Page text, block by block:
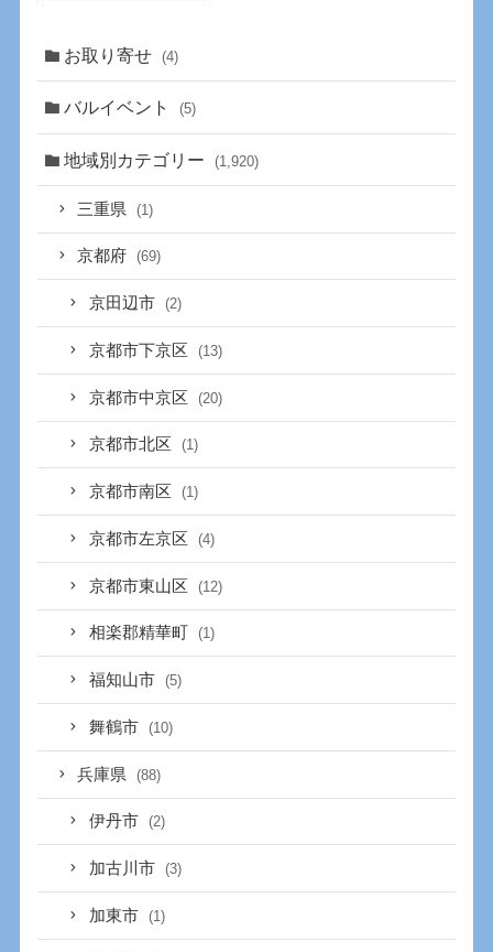
お取り寄せ (4)
バルイベント (5)
地域別カテゴリー (1,920)
三重県 (1)
京都府 (69)
京田辺市 (2)
京都市下京区 (13)
京都市中京区 (20)
京都市北区 (1)
京都市南区 (1)
京都市左京区 (4)
京都市東山区 (12)
相楽郡精華町 (1)
福知山市 (5)
舞鶴市 (10)
兵庫県 (88)
伊丹市 (2)
加古川市 (3)
加東市 (1)